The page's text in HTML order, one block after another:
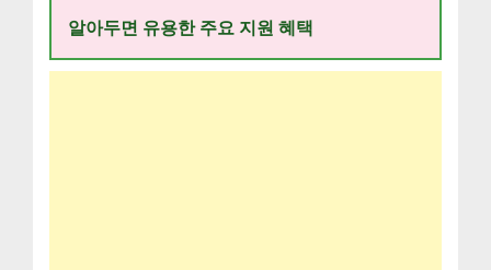
알아두면 유용한 주요 지원 혜택